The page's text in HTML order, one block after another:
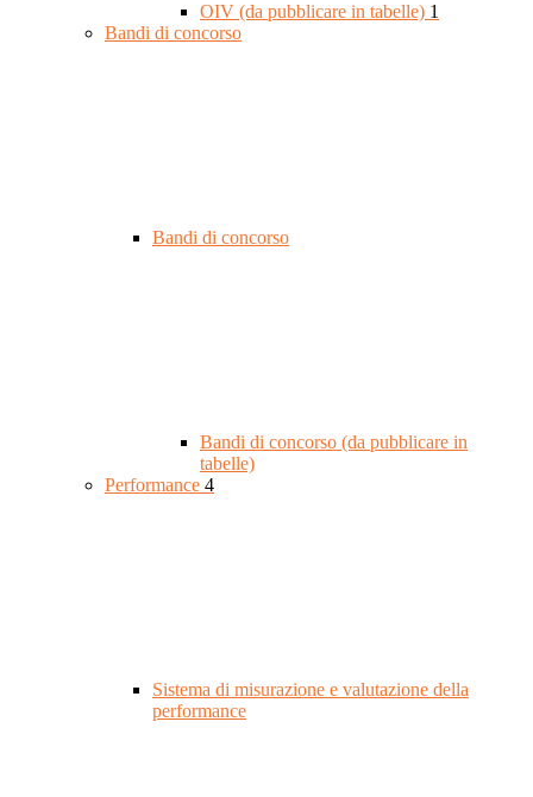
OIV (da pubblicare in tabelle) 1
Bandi di concorso
Bandi di concorso
Bandi di concorso (da pubblicare in
tabelle)
Performance 4
Sistema di misurazione e valutazione della
performance